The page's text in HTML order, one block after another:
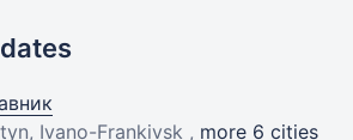
Ivano-Frankivsk , more 6 cities